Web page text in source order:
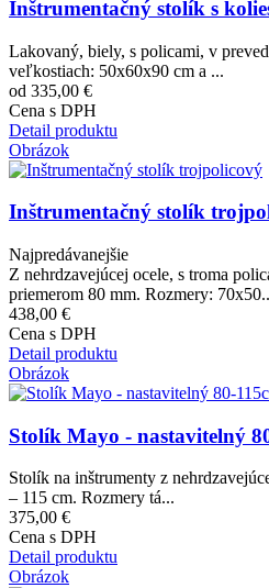
Inštrumentačný stolík s
Lakovaný, biely, s policami, v
veľkostiach: 50x60x90 cm a ...
od 335,00 €
Cena s DPH
Detail produktu
Obrázok
Inštrumentačný stolík
Najpredávanejšie
Z nehrdzavejúcej ocele, s troma
priemerom 80 mm. Rozmery:
438,00 €
Cena s DPH
Detail produktu
Obrázok
Stolík Mayo - nastavitelný
Stolík na inštrumenty z
– 115 cm. Rozmery tá...
375,00 €
Cena s DPH
Detail produktu
Obrázok